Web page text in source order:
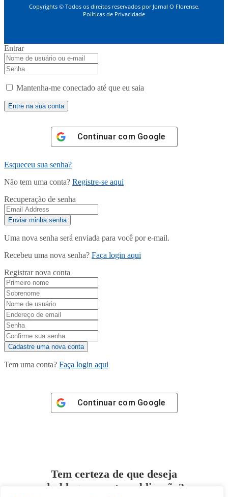
Copyrights © Todos os direitos reservados por Jornal O Florense.
Políticas de Privacidade
Entrar
Mantenha-me conectado até que eu saia
Continuar com Google
Esqueceu sua senha?
Não tem uma conta? Registre-se aqui
Recuperação de senha
Uma nova senha será enviada para você por e-mail.
Recebeu uma nova senha? Faça login aqui
Registrar nova conta
Tem uma conta? Faça login aqui
Continuar com Google
Tem certeza de que deseja
desbloquear esta publicação?